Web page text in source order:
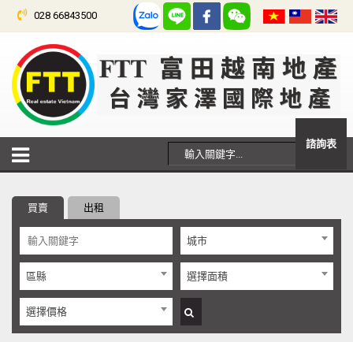
028 66843500
買賣 出租
城市
區縣 選擇面積
選擇價格
諮詢表